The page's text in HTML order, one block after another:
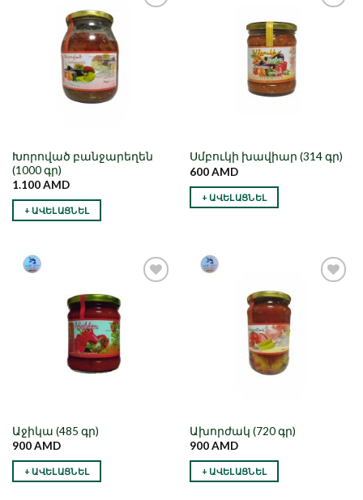
Նշել որպես
նախընտրած
Խորոված բանջարեղեն
(1000 գր)
1.100AMD
+ ԱՎԵԼԱՑՆԵԼ
նախընտրած
Սմբուկի խավիար (314 գր)
600AMD
+ ԱՎԵԼԱՑՆԵԼ
Նշել որպես
նախընտրած
Աջիկա (485 գր)
900AMD
+ ԱՎԵԼԱՑՆԵԼ
Նշել որպես
նախընտրած
Ախորժակ (720 գր)
900AMD
+ ԱՎԵԼԱՑՆԵԼ